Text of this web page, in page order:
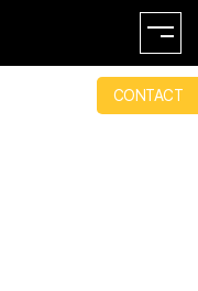
CONTACT